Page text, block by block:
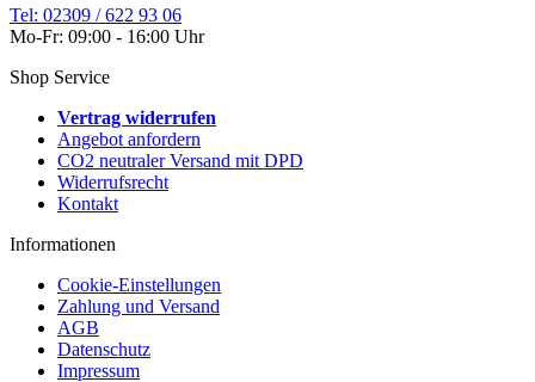
Tel: 02309 / 622 93 06
Mo-Fr: 09:00 - 16:00 Uhr
Shop Service
Vertrag widerrufen
Angebot anfordern
CO2 neutraler Versand mit DPD
Widerrufsrecht
Kontakt
Informationen
Cookie-Einstellungen
Zahlung und Versand
AGB
Datenschutz
Impressum